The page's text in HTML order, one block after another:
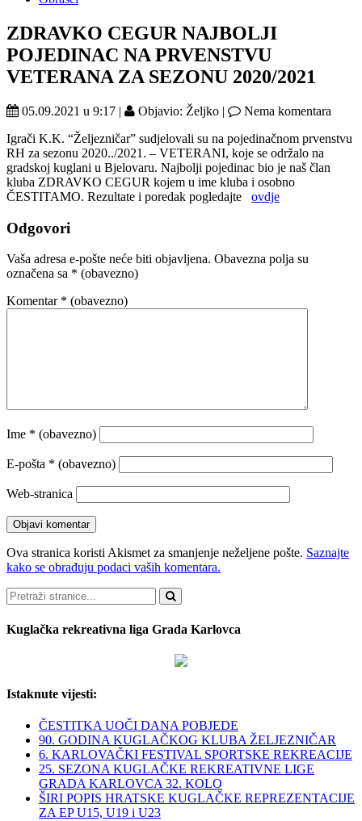
ZDRAVKO CEGUR NAJBOLJI
POJEDINAC NA PRVENSTVU
VETERANA ZA SEZONU 2020/2021
05.09.2021 u 9:17 | Objavio: Željko |
Nema komentara
Igrači K.K. “Željezničar” sudjelovali su na pojedinačnom prvenstvu
RH za sezonu 2020../2021. – VETERANI, koje se održalo na
gradskoj kuglani u Bjelovaru. Najbolji pojedinac bio je naš član
kluba ZDRAVKO CEGUR kojem u ime kluba i osobno
ČESTITAMO. Rezultate i poredak pogledajte ovdje
Odgovori
Vaša adresa e-pošte neće biti objavljena. Obavezna polja su
označena sa * (obavezno)
Komentar * (obavezno)
Ime * (obavezno)
E-pošta * (obavezno)
Web-stranica
Ova stranica koristi Akismet za smanjenje neželjene pošte. Saznajte
kako se obrađuju podaci vaših komentara.
Pretraži
Kuglačka rekreativna liga Grada Karlovca
Istaknute vijesti:
ČESTITKA UOČI DANA POBJEDE
90. GODINA KUGLAČKOG KLUBA ŽELJEZNIČAR
6. KARLOVAČKI FESTIVAL SPORTSKE REKREACIJE
25. SEZONA KUGLAČKE REKREATIVNE LIGE
GRADA KARLOVCA 32. KOLO
ŠIRI POPIS HRATSKE KUGLAČKE REPREZENTACIJE
ZA EP U15, U19 i U23